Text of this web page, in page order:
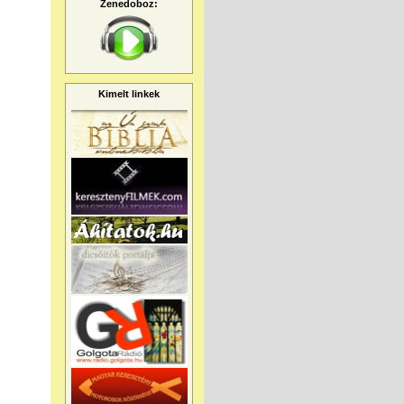
Zenedoboz:
Kimelt linkek